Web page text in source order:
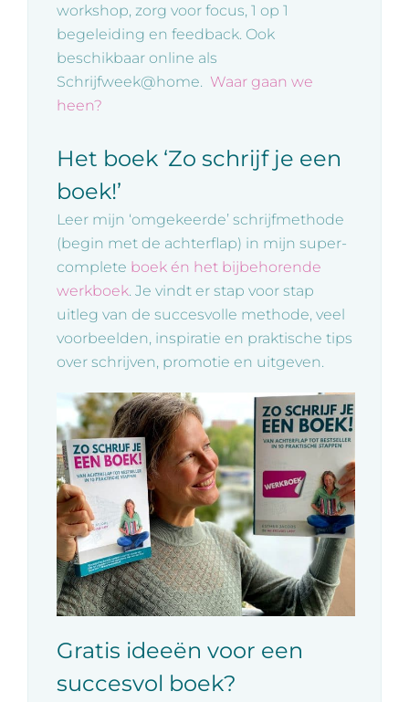
workshop, zorg voor focus, 1 op 1
begeleiding en feedback. Ook
beschikbaar online als
Schrijfweek@home. Waar gaan we
heen?
Het boek ‘Zo schrijf je een
boek!’
Leer mijn ‘omgekeerde’ schrijfmethode
(begin met de achterflap) in mijn super-
complete boek én het bijbehorende
werkboek. Je vindt er stap voor stap
uitleg van de succesvolle methode, veel
voorbeelden, inspiratie en praktische tips
over schrijven, promotie en uitgeven.
Gratis ideeën voor een
succesvol boek?